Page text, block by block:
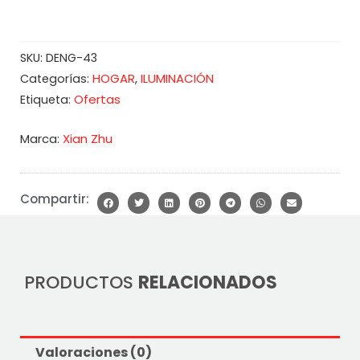
SKU: DENG-43
Categorías: HOGAR, ILUMINACIÓN
Etiqueta: Ofertas
Marca: Xian Zhu
Compartir:
PRODUCTOS RELACIONADOS
Valoraciones (0)